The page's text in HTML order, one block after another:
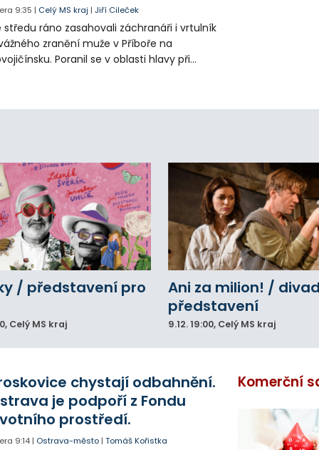
9:35 | Celý MS kraj |Jiří Cileček
středu ráno zasahovali záchranáři i vrtulník
zranění muže v Příboře na
Poranil se v oblasti hlavy při
/ představení pro
, Celý MS kraj
Ani za milion! /
představení
9.12.19:00, Celý MS kraj
chystají odbahnění.
je podpoří z Fondu
prostředí.
9:14 | Ostrava-město |Tomáš Kořistka
Komerční